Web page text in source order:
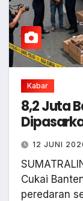
Kabar
8,2 Juta
12 JUNI
Cukai
peredaran